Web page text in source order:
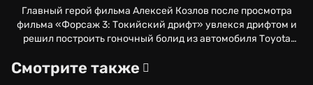
Главный герой фильма Алексей Козлов после просмотра
фильма «Форсаж 3: Токийский дрифт» увлекся дрифтом и
решил построить гоночный болид из автомобиля Toyota
месяцев в году на дороге лежит снег, до сих пор нет
инфраструктуры для тренировок, но он мечтает выступить
Смотрите также